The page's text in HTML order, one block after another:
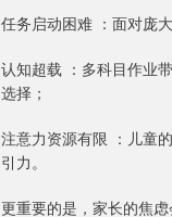
任务启动困难 ：面对庞
认知超载 ：多科目作业
选择；
注意力资源有限 ：儿童
引力。
更重要的是，家长的焦虑